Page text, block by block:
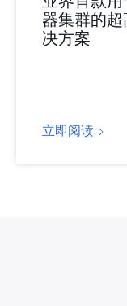
器集群的
决方案
立即阅读